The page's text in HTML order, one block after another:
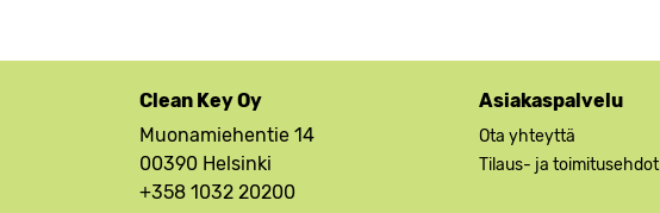
Clean Key Oy
Muonamiehentie 14
00390 Helsinki
+358 1032 20200
Asiakaspalvelu
Ota yhteyttä
Tilaus- ja toimitusehdot